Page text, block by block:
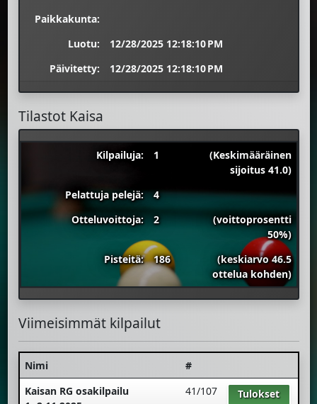
Paikkakunta:
Luotu:
12/28/2025 12:18:10 PM
Päivitetty:
12/28/2025 12:18:10 PM
Tilastot Kaisa
Kilpailuja: 1
(Keskimääräinen
sijoitus 41.0)
Pelattuja pelejä:
4
Otteluvoittoja:
2
(voittoprosentti
50%)
Pisteitä:
186
(keskiarvo 46.5
ottelua kohden)
Viimeisimmät kilpailut
Nimi
#
Kaisan RG osakilpailu
41/107 Tulokset